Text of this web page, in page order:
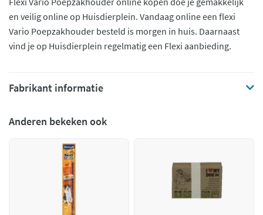
en veilig online op Huisdierplein. Vandaag online een flexi
Vario Poepzakhouder besteld is morgen in huis. Daarnaast
vind je op Huisdierplein regelmatig een Flexi aanbieding.
Fabrikant informatie
Anderen bekeken ook